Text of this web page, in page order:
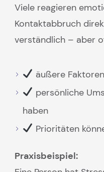
Viele reagieren
Kontaktabbruch
verständlich – aber
äußere
persönliche
haben
Prioritäten
Praxisbeispiel: